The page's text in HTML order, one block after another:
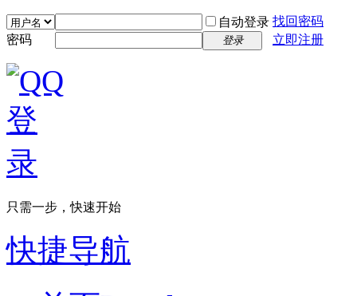
自动登录 找回密码
密码
登录 立即注册
只需一步，快速开始
快捷导航